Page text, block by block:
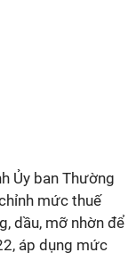
Ủy ban Thường
mức thuế
dầu, mỡ nhờn để
áp dụng mức